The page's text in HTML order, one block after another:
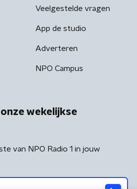
Veelgestelde vragen
App de studio
Adverteren
NPO Campus
wekelijkse
van NPO Radio 1 in jouw